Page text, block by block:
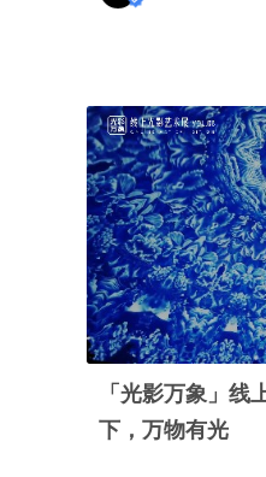
「光影万象」线
下，万物有光